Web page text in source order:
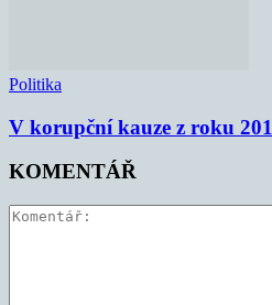
Politika
V korupční kauze z roku
KOMENTÁŘ